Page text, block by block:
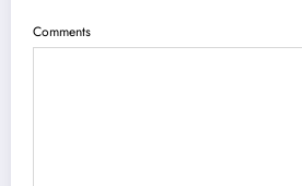
Comments